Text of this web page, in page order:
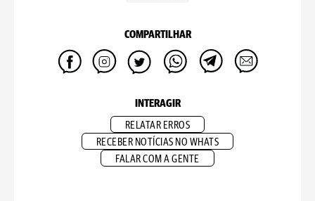
COMPARTILHAR
INTERAGIR
RELATAR ERROS
RECEBER NOTÍCIAS NO WHATS
FALAR COM A GENTE